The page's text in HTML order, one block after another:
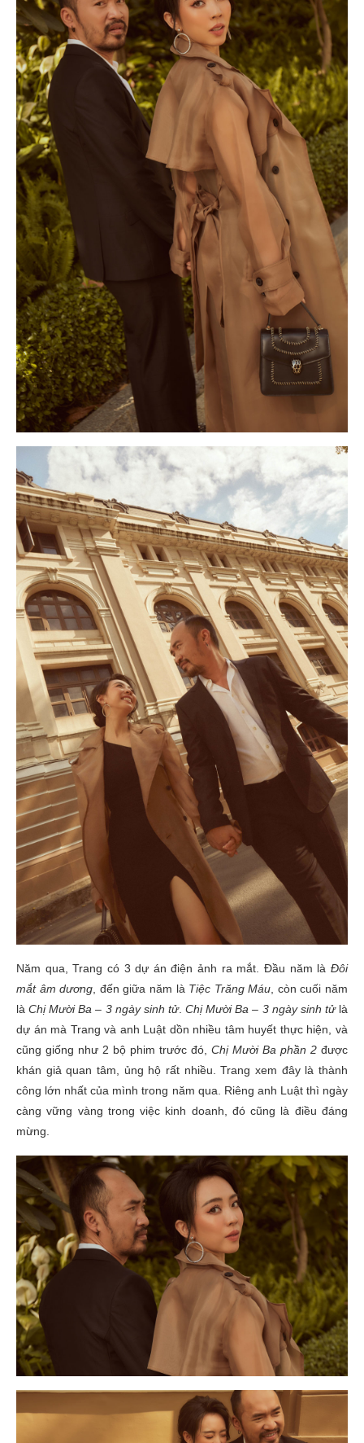
Năm qua, Trang có 3 dự án điện ảnh ra mắt. Đầu năm là Đôi
mắt âm dương , đến giữa năm là Tiệc Trăng Máu , còn cuối năm
làChị Mười Ba – 3 ngày sinh tử.Chị Mười Ba – 3 ngày sinh tửlà
dự án mà Trang và anh Luật dồn nhiều tâm huyết thực hiện, và
cũng giống như 2 bộ phim trước đó, Chị Mười Ba phần 2 được
khán giả quan tâm, ủng hộ rất nhiều. Trang xem đây là thành
công lớn nhất của mình trong năm qua. Riêng anh Luật thì ngày
càng vững vàng trong việc kinh doanh, đó cũng là điều đáng
mừng.